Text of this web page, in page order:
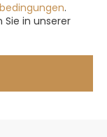
.
in unserer